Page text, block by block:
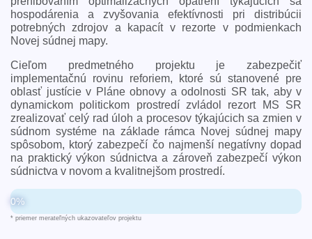
hospodárenia a zvyšovania efektívnosti pri distribúcii
potrebných zdrojov a kapacít v rezorte v podmienkach
Novej súdnej mapy.
Cieľom predmetného projektu je zabezpečiť
implementačnú rovinu reforiem, ktoré sú stanovené pre
oblasť justície v Pláne obnovy a odolnosti SR tak, aby v
dynamickom politickom prostredí zvládol rezort MS SR
zrealizovať celý rad úloh a procesov týkajúcich sa zmien v
súdnom systéme na základe rámca Novej súdnej mapy
spôsobom, ktorý zabezpečí čo najmenší negatívny dopad
na praktický výkon súdnictva a zároveň zabezpečí výkon
súdnictva v novom a kvalitnejšom prostredí.
0%
* priemer merateľných ukazovateľov projektu